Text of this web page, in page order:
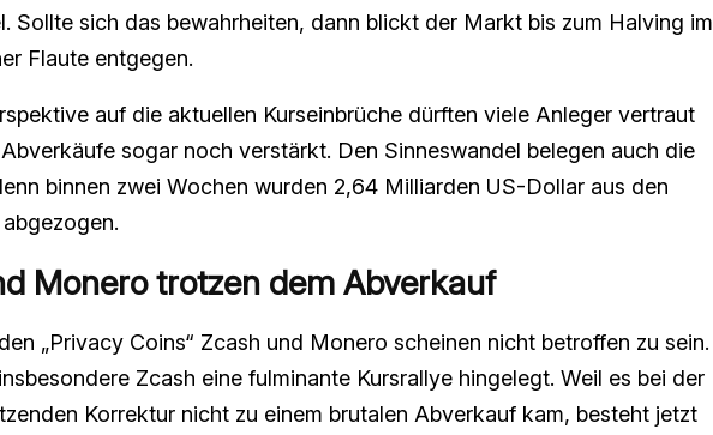
Sollte sich das bewahrheiten, dann blickt der Markt bis zum Halving im
Flaute entgegen.
auf die aktuellen Kurseinbrüche dürften viele Anleger vertraut
sogar noch verstärkt. Den Sinneswandel belegen auch die
binnen zwei Wochen wurden 2,64 Milliarden US-Dollar aus den
Monero trotzen dem Abverkauf
„Privacy Coins“ Zcash und Monero scheinen nicht betroffen zu sein.
Zcash eine fulminante Kursrallye hingelegt. Weil es bei der
Korrektur nicht zu einem brutalen Abverkauf kam, besteht jetzt